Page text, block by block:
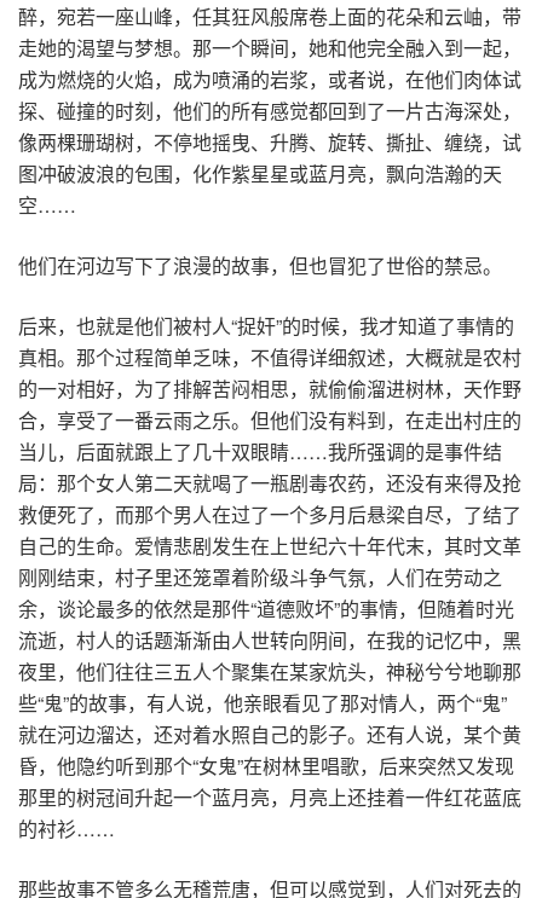
醉，宛若一座山峰，任其狂风般席卷上面的花朵和云岫，带
走她的渴望与梦想。那一个瞬间，她和他完全融入到一起，
成为燃烧的火焰，成为喷涌的岩浆，或者说，在他们肉体试
探、碰撞的时刻，他们的所有感觉都回到了一片古海深处，
像两棵珊瑚树，不停地摇曳、升腾、旋转、撕扯、缠绕，试
图冲破波浪的包围，化作紫星星或蓝月亮，飘向浩瀚的天
空……
他们在河边写下了浪漫的故事，但也冒犯了世俗的禁忌。
后来，也就是他们被村人“捉奸”的时候，我才知道了事情的
真相。那个过程简单乏味，不值得详细叙述，大概就是农村
的一对相好，为了排解苦闷相思，就偷偷溜进树林，天作野
合，享受了一番云雨之乐。但他们没有料到，在走出村庄的
当儿，后面就跟上了几十双眼睛……我所强调的是事件结
局：那个女人第二天就喝了一瓶剧毒农药，还没有来得及抢
救便死了，而那个男人在过了一个多月后悬梁自尽，了结了
自己的生命。爱情悲剧发生在上世纪六十年代末，其时文革
刚刚结束，村子里还笼罩着阶级斗争气氛，人们在劳动之
余，谈论最多的依然是那件“道德败坏”的事情，但随着时光
流逝，村人的话题渐渐由人世转向阴间，在我的记忆中，黑
夜里，他们往往三五人个聚集在某家炕头，神秘兮兮地聊那
些“鬼”的故事，有人说，他亲眼看见了那对情人，两个“鬼”
就在河边溜达，还对着水照自己的影子。还有人说，某个黄
昏，他隐约听到那个“女鬼”在树林里唱歌，后来突然又发现
那里的树冠间升起一个蓝月亮，月亮上还挂着一件红花蓝底
的衬衫……
那些故事不管多么无稽荒唐，但可以感觉到，人们对死去的